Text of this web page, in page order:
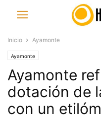
Inicio Ayamonte
Ayamonte
Ayamonte
dotación de
con un